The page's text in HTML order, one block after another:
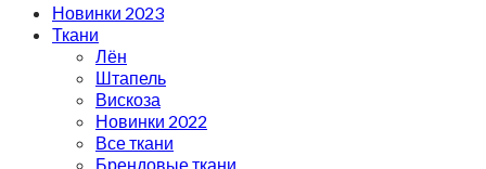
Новинки 2023
Ткани
Лён
Штапель
Вискоза
Новинки 2022
Все ткани
Брендовые ткани